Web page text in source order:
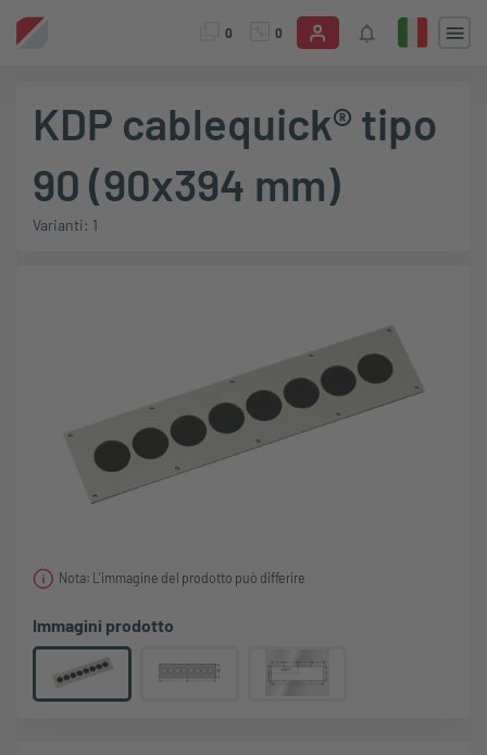
0 0
KDP cablequick® tipo
90 (90x394 mm)
Varianti: 1
Nota: L'immagine del prodotto può differire
Immagini prodotto